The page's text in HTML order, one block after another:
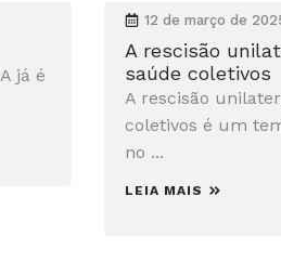
já é
12 de março de
A rescisão
saúde coletivos
A rescisão
coletivos é um
no ...
LEIA MAIS